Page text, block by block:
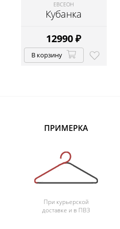
ЕВСЕОН
Кубанка
12990₽
В корзину
ПРИМЕРКА
При курьерской
доставке и в ПВЗ